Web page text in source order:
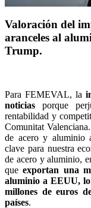
Valoración del
aranceles al
Trump.
Para FEMEVAL, la
noticias porque
rentabilidad y
Comunitat
de acero y aluminio
clave para nuestra
de acero y aluminio,
queexportan una
aluminio a EEUU,
millones de euros
países.